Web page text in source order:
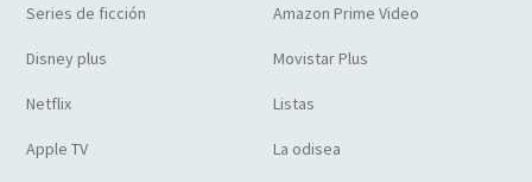
Series de ficción Amazon Prime Video
Disney plus Movistar Plus
Netflix Listas
Apple TV La odisea